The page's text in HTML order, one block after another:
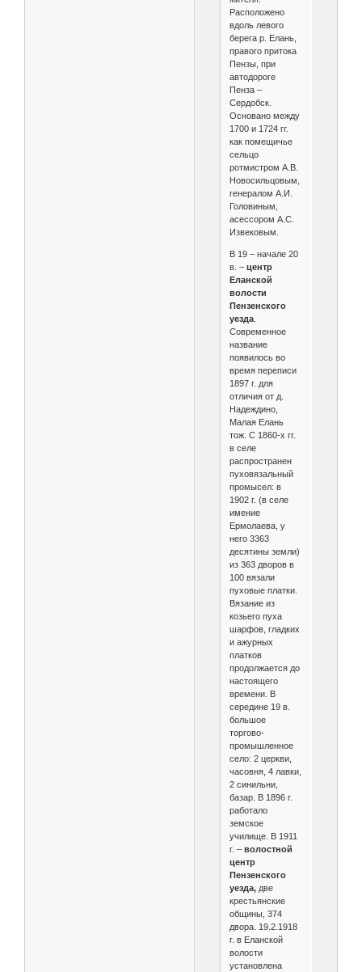
Расположено
вдоль левого
берега р. Елань,
правого притока
Пензы, при
автодороге
Пенза –
Сердобск.
Основано между
1700 и 1724 гг.
как помещичье
сельцо
ротмистром А.В.
Новосильцовым,
генералом А.И.
Головиным,
асессором А.С.
Извековым.
В 19 – начале 20
в. –центр
Еланской
волости
Пензенского
уезда.
Современное
название
появилось во
время переписи
1897 г. для
отличия от д.
Надеждино,
Малая Елань
тож. С 1860-х гг.
в селе
распространен
пуховязальный
промысел: в
1902 г. (в селе
имение
Ермолаева, у
него 3363
десятины земли)
из 363 дворов в
100 вязали
пуховые платки.
Вязание из
козьего пуха
шарфов, гладких
и ажурных
платков
продолжается до
настоящего
времени. В
середине 19 в.
большое
торгово-
промышленное
село: 2 церкви,
часовня, 4 лавки,
2 синильни,
базар. В 1896 г.
работало
земское
училище. В 1911
г. –волостной
центр
Пензенского
уезда,две
крестьянские
общины, 374
двора. 19.2.1918
г. в Еланской
волости
установлена